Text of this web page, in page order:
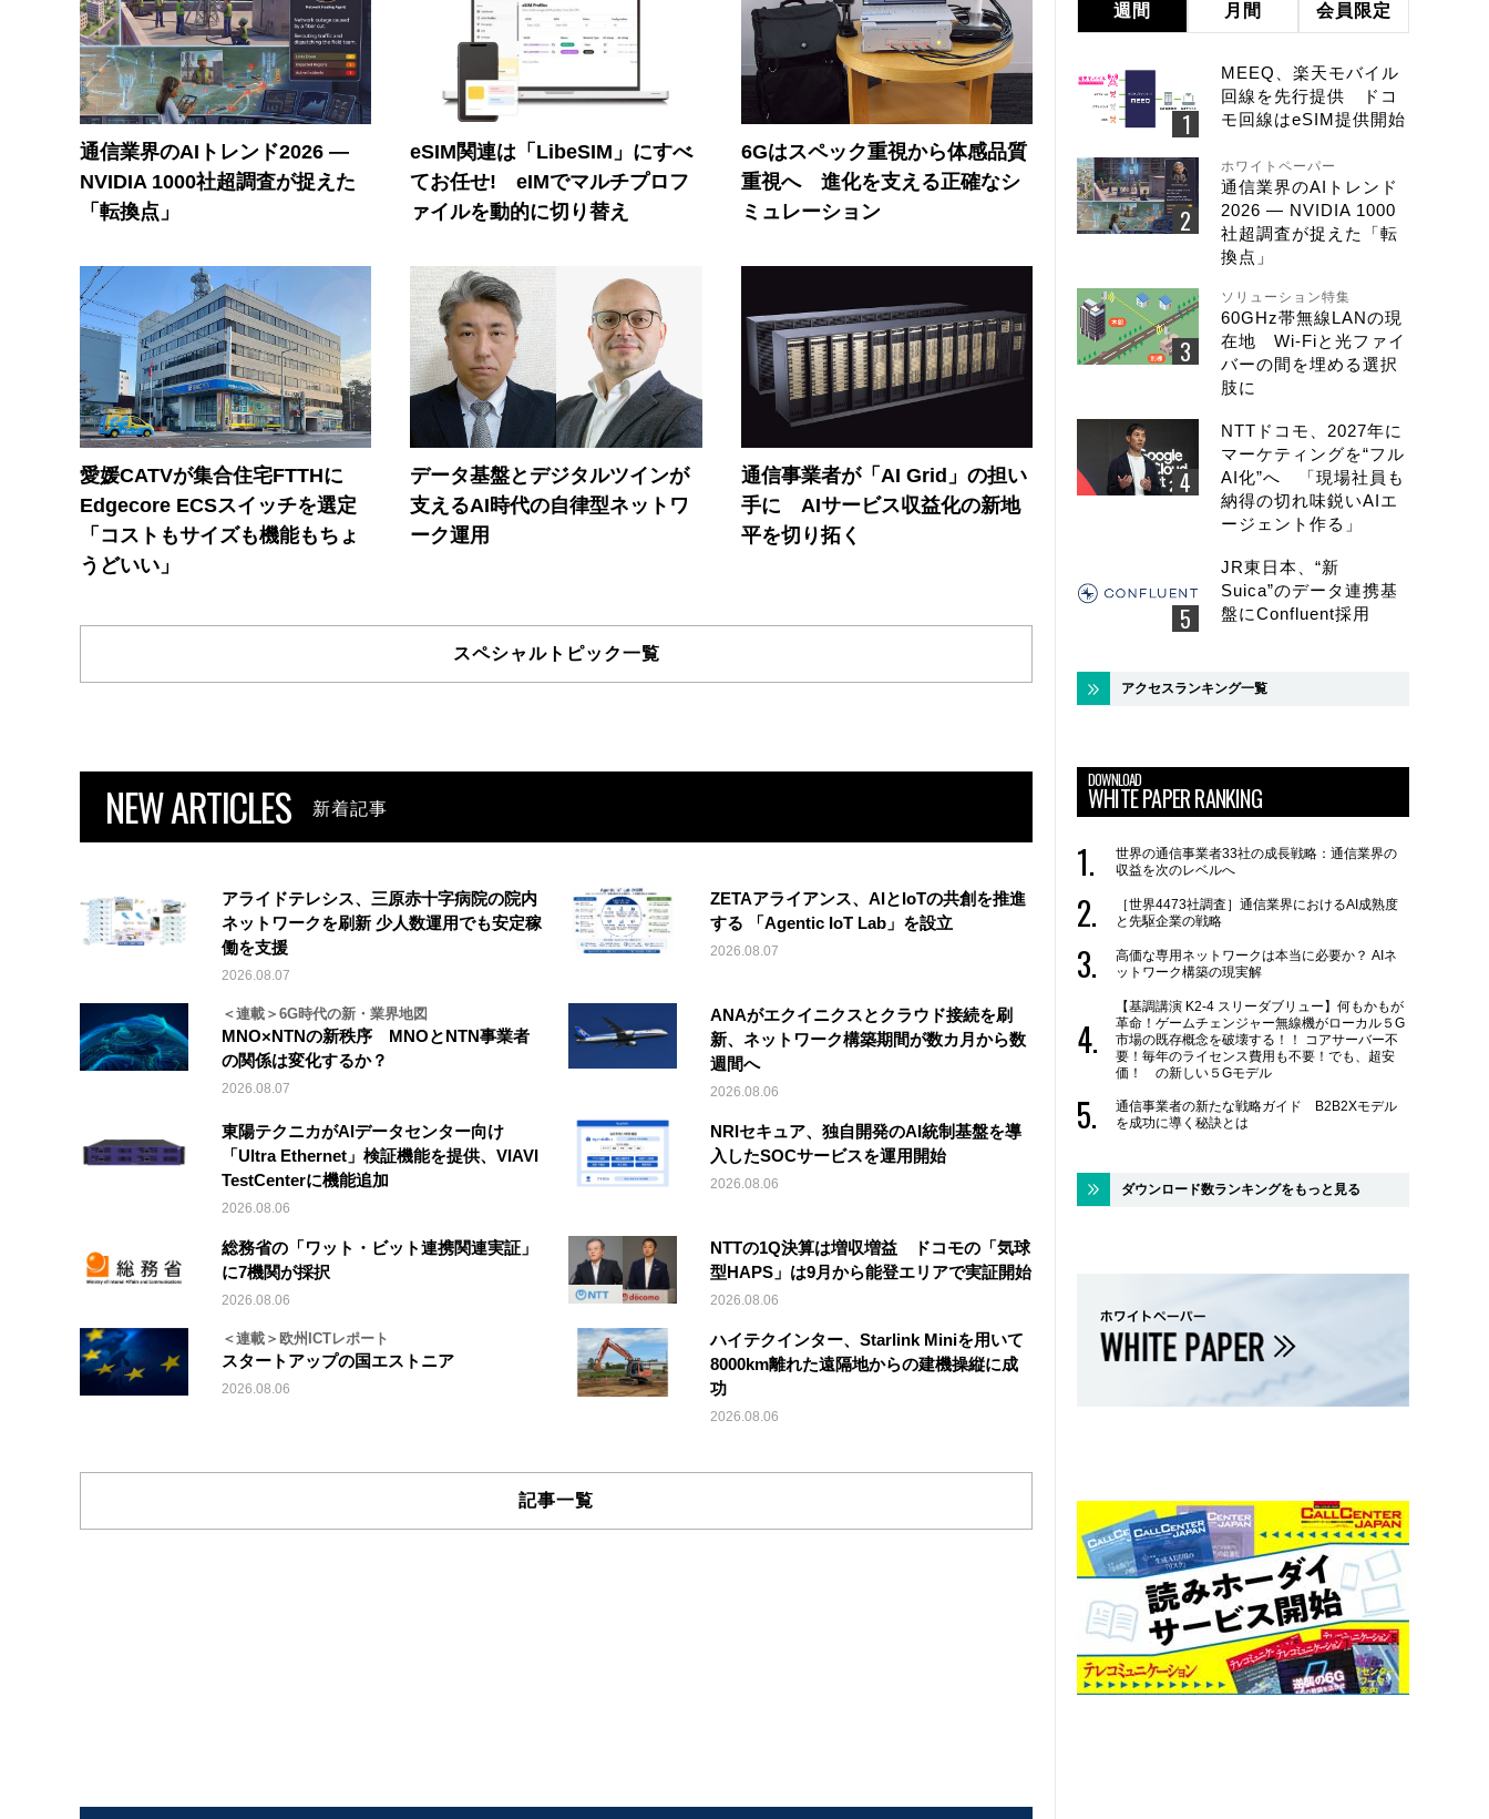
通信業界のAIトレンド2026 ―
NVIDIA 1000社超調査が捉えた
「転換点」
eSIM関連は「LibeSIM」にすべ
てお任せ! eIMでマルチプロフ
ァイルを動的に切り替え
6Gはスペック重視から体感品質
重視へ 進化を支える正確なシ
ミュレーション
愛媛CATVが集合住宅FTTHに
Edgecore ECSスイッチを選定
「コストもサイズも機能もちょ
うどいい」
データ基盤とデジタルツインが
支えるAI時代の自律型ネットワ
ーク運用
通信事業者が「AI Grid」の担い
手に AIサービス収益化の新地
平を切り拓く
スペシャルトピック一覧
NEW ARTICLES 新着記事
アライドテレシス、三原赤十字病院の院内
ネットワークを刷新 少人数運用でも安定稼
働を支援
2026.08.07
ZETAアライアンス、AIとIoTの共創を推進
する 「Agentic IoT Lab」を設立
2026.08.07
＜連載＞6G時代の新・業界地図
MNO×NTNの新秩序 MNOとNTN事業者
の関係は変化するか？
2026.08.07
ANAがエクイニクスとクラウド接続を刷
新、ネットワーク構築期間が数カ月から数
週間へ
2026.08.06
東陽テクニカがAIデータセンター向け
「Ultra Ethernet」検証機能を提供、VIAVI
TestCenterに機能追加
2026.08.06
NRIセキュア、独自開発のAI統制基盤を導
入したSOCサービスを運用開始
2026.08.06
総務省の「ワット・ビット連携関連実証」
に7機関が採択
2026.08.06
NTTの1Q決算は増収増益 ドコモの「気球
型HAPS」は9月から能登エリアで実証開始
2026.08.06
＜連載＞欧州ICTレポート
スタートアップの国エストニア
2026.08.06
ハイテクインター、Starlink Miniを用いて
8000km離れた遠隔地からの建機操縦に成
功
2026.08.06
記事一覧
週間 月間 会員限定
MEEQ、楽天モバイル
回線を先行提供 ドコ
モ回線はeSIM提供開始
ホワイトペーパー
通信業界のAIトレンド
2026 ― NVIDIA 1000
社超調査が捉えた「転
換点」
ソリューション特集
60GHz帯無線LANの現
在地 Wi-Fiと光ファイ
バーの間を埋める選択
肢に
NTTドコモ、2027年に
マーケティングを“フル
AI化”へ 「現場社員も
納得の切れ味鋭いAIエ
ージェント作る」
JR東日本、“新
Suica”のデータ連携基
盤にConfluent採用
アクセスランキング一覧
DOWNLOAD
WHITE PAPER RANKING
世界の通信事業者33社の成長戦略：通信業界の
収益を次のレベルへ
［世界4473社調査］通信業界におけるAI成熟度
と先駆企業の戦略
高価な専用ネットワークは本当に必要か？ AIネ
ットワーク構築の現実解
【基調講演 K2-4 スリーダブリュー】何もかもが
革命！ゲームチェンジャー無線機がローカル５G
市場の既存概念を破壊する！！ コアサーバー不
要！毎年のライセンス費用も不要！でも、超安
価！ の新しい５Gモデル
通信事業者の新たな戦略ガイド B2B2Xモデル
を成功に導く秘訣とは
ダウンロード数ランキングをもっと見る